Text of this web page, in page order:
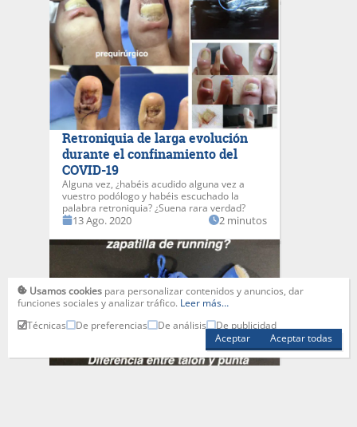
Retroniquia de larga evolución
durante el confinamiento del
COVID-19
Alguna vez, ¿habéis acudido alguna vez a
vuestro podólogo y habéis escuchado la
palabra retroniquia? ¿Suena rara verdad?
13 Ago. 2020 2 minutos
Usamos cookies para personalizar contenidos y anuncios, dar
funciones sociales y analizar tráfico. Leer más…
Técnicas
De preferencias De análisis
De publicidad
Aceptar
Aceptar todas